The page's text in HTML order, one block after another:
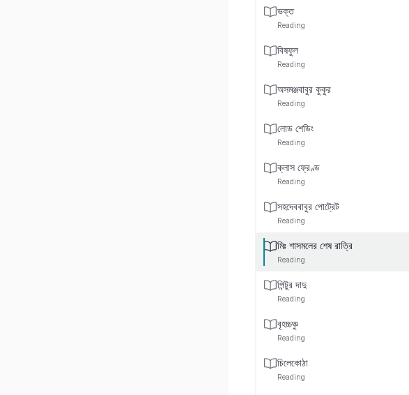
ভক্ত
Reading
বিষফুল
Reading
অসমঞ্জবাবুর কুকুর
Reading
লোড শেডিং
Reading
ক্লাস ফ্রেণ্ড
Reading
সহদেববাবুর পোট্রেট
Reading
মিঃ শাসমলের শেষ রাত্রি
Reading
পিন্টুর দাদু
Reading
বৃহচ্চঞ্চু
Reading
চিলেকোঠা
Reading
‘কুত্তা?’—চৌকিদার
‘কেন, কুকুর নেই
চৌকিদার মিঃ
মিঃ শাসমলও ঢুকলেন
‘নেহি বাবু, কুত্তা নেহি
মিঃ শাসমলের
সিগারেটটা
মধ্যে কুকুর আবার
জ্বালাতনের
বাটার চটিটা তুলে
ঘরের একজন